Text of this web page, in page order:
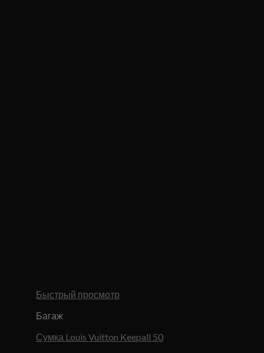
Быстрый просмотр
Багаж
Сумка Louis Vuitton Keepall 50